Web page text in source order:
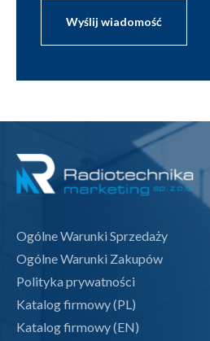
Ogólne Warunki Sprzedaży
Ogólne Warunki Zakupów
Polityka prywatności
Katalog firmowy (PL)
Katalog firmowy (EN)